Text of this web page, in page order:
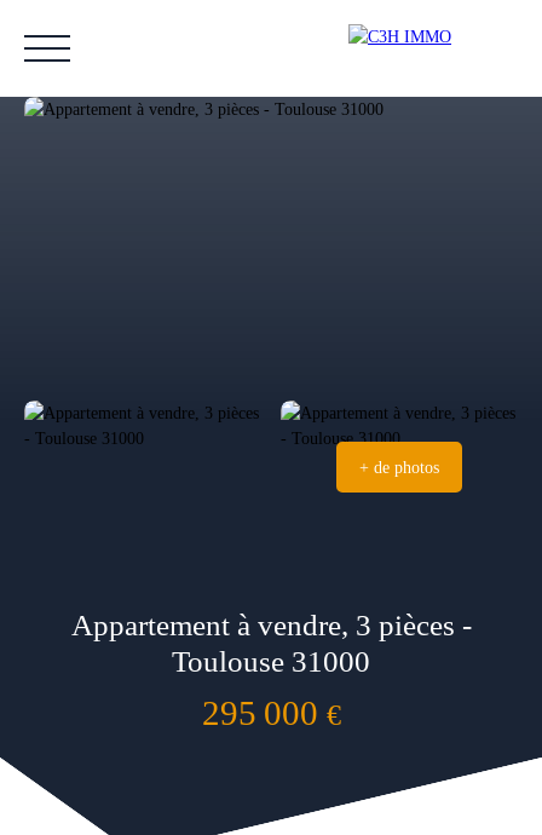
Estimation
+ de photos
Appartement à vendre, 3 pièces -
Toulouse 31000
295 000 €